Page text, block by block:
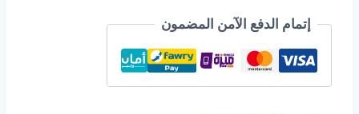
إتمام الدفع الآمن المضمون